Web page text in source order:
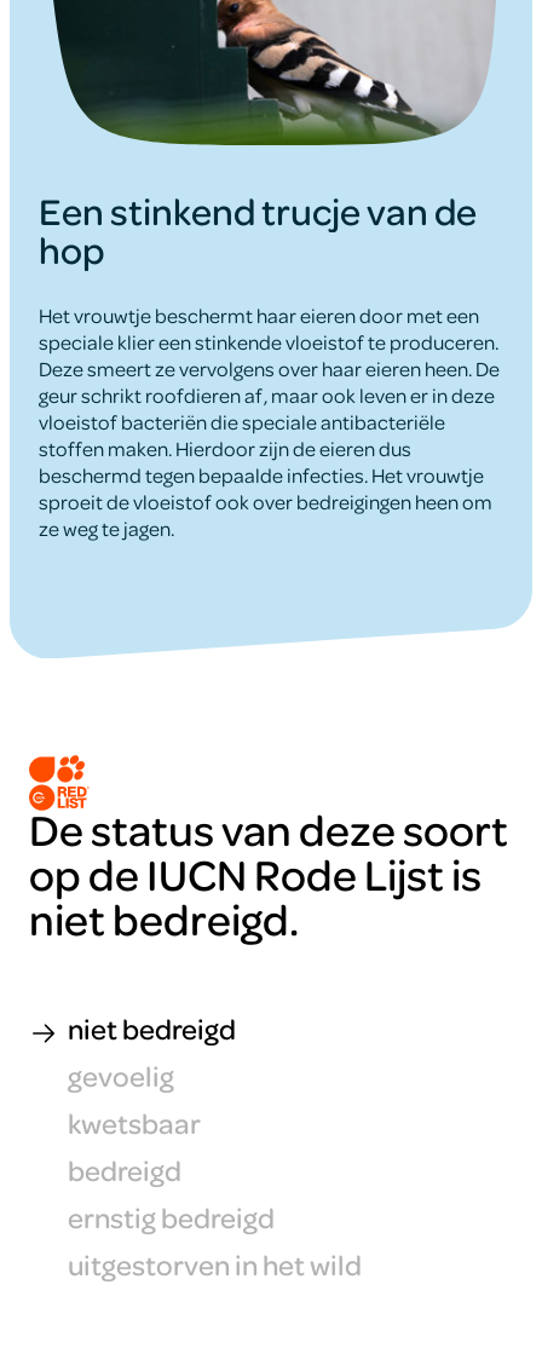
Een stinkend trucje van de
hop
Het vrouwtje beschermt haar eieren door met een
speciale klier een stinkende vloeistof te produceren.
Deze smeert ze vervolgens over haar eieren heen. De
geur schrikt roofdieren af, maar ook leven er in deze
vloeistof bacteriën die speciale antibacteriële
stoffen maken. Hierdoor zijn de eieren dus
beschermd tegen bepaalde infecties. Het vrouwtje
sproeit de vloeistof ook over bedreigingen heen om
ze weg te jagen.
De status van deze soort
op de IUCN Rode Lijst is
niet bedreigd.
niet bedreigd
gevoelig
kwetsbaar
bedreigd
ernstig bedreigd
uitgestorven in het wild